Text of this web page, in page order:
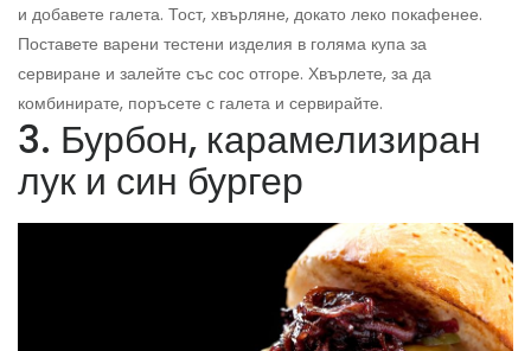
и добавете галета. Тост, хвърляне, докато леко покафенее.
Поставете варени тестени изделия в голяма купа за
сервиране и залейте със сос отгоре. Хвърлете, за да
комбинирате, поръсете с галета и сервирайте.
3. Бурбон, карамелизиран
лук и син бургер